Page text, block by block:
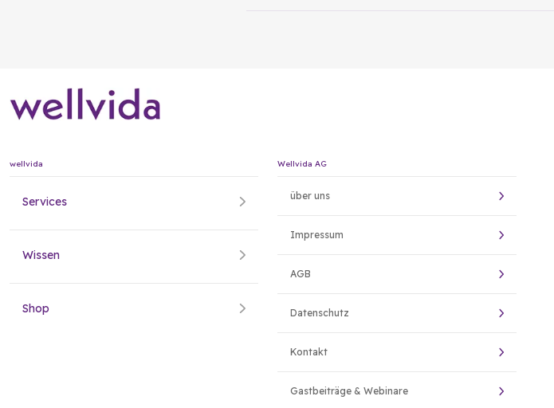
wellvida
Services
Wissen
Shop
Wellvida AG
über uns
Impressum
AGB
Datenschutz
Kontakt
Gastbeiträge & Webinare